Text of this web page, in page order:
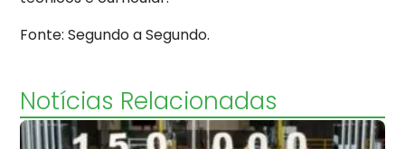
Fonte: Segundo a Segundo.
Notícias Relacionadas